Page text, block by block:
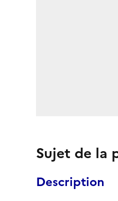
Sujet de la
Description